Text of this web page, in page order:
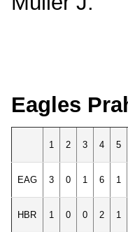
Eagles
1 2 3 4 5
EAG 3 0 1 6 1
HBR 1 0 0 2 1